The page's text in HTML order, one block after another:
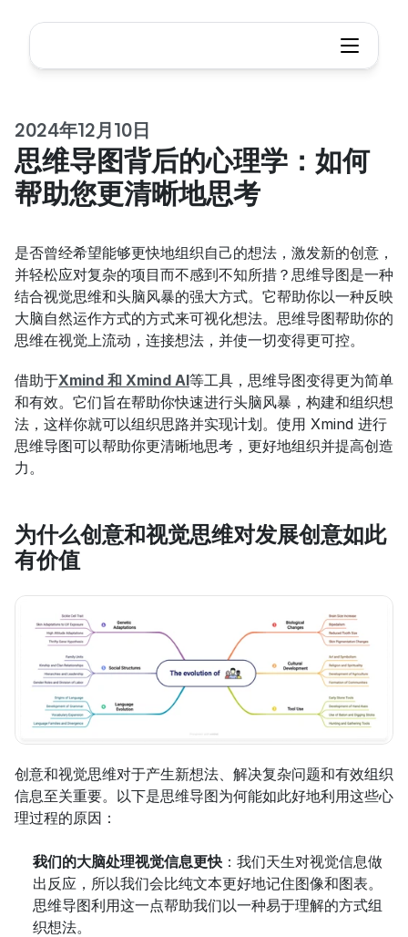
2024年12月10日
思维导图背后的心理学：如何
帮助您更清晰地思考
是否曾经希望能够更快地组织自己的想法，激发新的创意，
并轻松应对复杂的项目而不感到不知所措？思维导图是一种
结合视觉思维和头脑风暴的强大方式。它帮助你以一种反映
大脑自然运作方式的方式来可视化想法。思维导图帮助你的
思维在视觉上流动，连接想法，并使一切变得更可控。
借助于Xmind 和 Xmind AI等工具，思维导图变得更为简单
和有效。它们旨在帮助你快速进行头脑风暴，构建和组织想
法，这样你就可以组织思路并实现计划。使用 Xmind 进行
思维导图可以帮助你更清晰地思考，更好地组织并提高创造
力。
为什么创意和视觉思维对发展创意如此
有价值
创意和视觉思维对于产生新想法、解决复杂问题和有效组织
信息至关重要。以下是思维导图为何能如此好地利用这些心
理过程的原因：
我们的大脑处理视觉信息更快 ：我们天生对视觉信息做
出反应，所以我们会比纯文本更好地记住图像和图表。
思维导图利用这一点帮助我们以一种易于理解的方式组
织想法。